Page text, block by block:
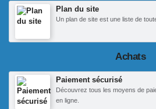
Plan du site
Un plan de site est une liste de
Achats
Paiement sécurisé
Découvrez tous les moyens de
en ligne.